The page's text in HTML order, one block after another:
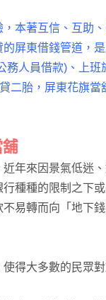
本著互信、互助
屏東借錢管道，
人員借款)、上班
二胎，屏東花旗當
年來因景氣低迷
行種種的限制之下
易轉而向「地下
使得大多數的民眾